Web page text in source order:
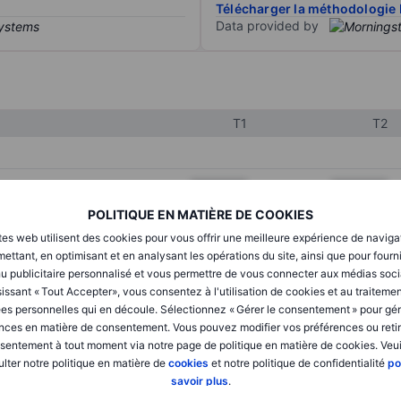
POLITIQUE EN MATIÈRE DE COOKIES
web utilisent des cookies pour vous offrir une meilleure expérience de
en optimisant et en analysant les opérations du site, ainsi que pour
publicitaire personnalisé et vous permettre de vous connecter aux médias
« Tout Accepter», vous consentez à l'utilisation de cookies et au
personnelles qui en découle. Sélectionnez « Gérer le consentement » pour
en matière de consentement. Vous pouvez modifier vos préférences ou
à tout moment via notre page de politique en matière de cookies.
notre politique en matière de cookies et notre politique de confidentialité
savoir plus.
Télécharger la méthodologie
Data provided by
T1 T2
XXXXXXX XXXXXXX
XXXXXXX
XXXXXXX XXXXXXX
XXXXXXX XXXXXXX
XXXXXXX XXXXXXX